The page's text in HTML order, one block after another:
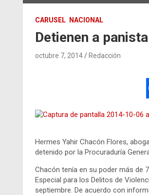
CARUSEL NACIONAL
Detienen a
octubre 7, 2014 Redacción
Hermes Yahir Chacón Flores,
detenido por la Procuraduría
Chacón tenía en su poder más de
Especial para los Delitos de
septiembre. De acuerdo con